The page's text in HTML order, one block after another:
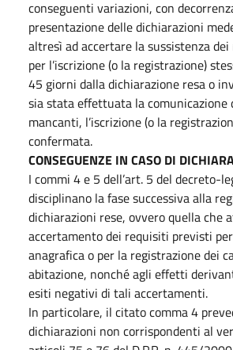
conseguenti variazioni, con
presentazione delle dichiarazioni
altresì ad accertare la sussistenza
per l’iscrizione (o la registrazione)
45 giorni dalla dichiarazione resa o
sia stata effettuata la comunicazione
mancanti, l’iscrizione (o la
confermata.
CONSEGUENZE IN CASO DI
I commi 4 e 5 dell’art. 5 del decreto-
disciplinano la fase successiva alla
dichiarazioni rese, ovvero quella che
accertamento dei requisiti previsti
anagrafica o per la registrazione dei
abitazione, nonché agli effetti
esiti negativi di tali accertamenti.
In particolare, il citato comma 4
dichiarazioni non corrispondenti al